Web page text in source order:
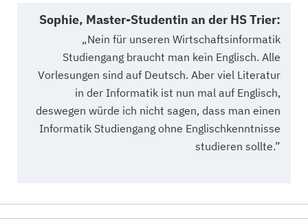
Sophie, Master-Studentin an der HS Trier:
„Nein für unseren Wirtschaftsinformatik
Studiengang braucht man kein Englisch. Alle
Vorlesungen sind auf Deutsch. Aber viel Literatur
in der Informatik ist nun mal auf Englisch,
deswegen würde ich nicht sagen, dass man einen
Informatik Studiengang ohne Englischkenntnisse
studieren sollte.”